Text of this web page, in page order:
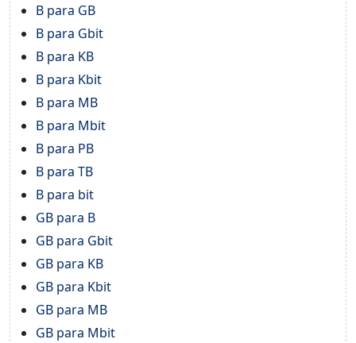
B para GB
B para Gbit
B para KB
B para Kbit
B para MB
B para Mbit
B para PB
B para TB
B para bit
GB para B
GB para Gbit
GB para KB
GB para Kbit
GB para MB
GB para Mbit